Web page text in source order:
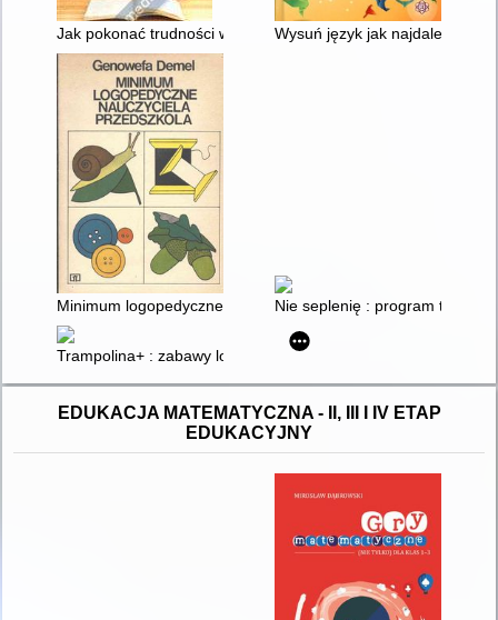
Jak pokonać trudności w mówieniu, czytaniu i pisaniu
Wysuń język jak najdalej i nie
Minimum logopedyczne nauczyciela przedszkola
Nie seplenię : program terapii
Trampolina+ : zabawy logopedyczne
EDUKACJA MATEMATYCZNA - II, III I IV ETAP
EDUKACYJNY